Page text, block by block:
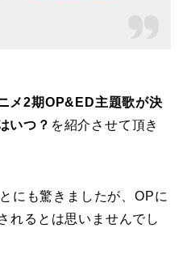
メ2期OP&ED主題歌が決
いつ？ を紹介させて頂き
にも驚きましたが、OPに
れるとは思いませんでし